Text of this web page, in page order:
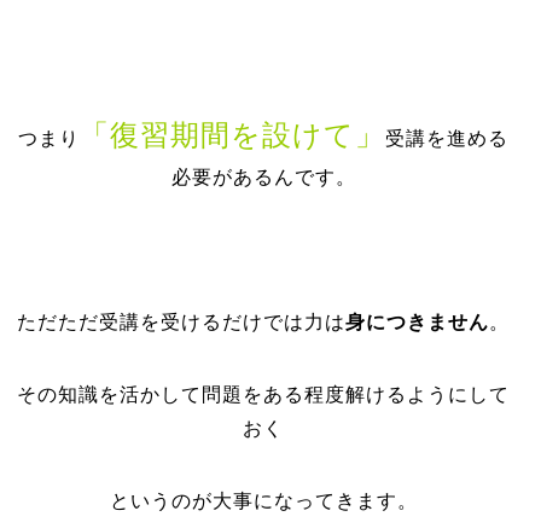
つまり 「復習期間を設けて」
受講を進める
必要があるんです。
ただただ受講を受けるだけでは力は身につきません。
その知識を活かして問題をある程度解けるようにして
おく
というのが大事になってきます。